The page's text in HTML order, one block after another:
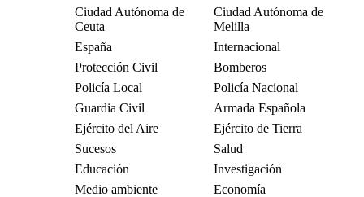
Ciudad Autónoma de
Ceuta
Ciudad Autónoma de
Melilla
España
Internacional
Protección Civil
Bomberos
Policía Local
Policía Nacional
Guardia Civil
Armada Española
Ejército del Aire
Ejército de Tierra
Sucesos
Salud
Educación
Investigación
Medio ambiente
Economía